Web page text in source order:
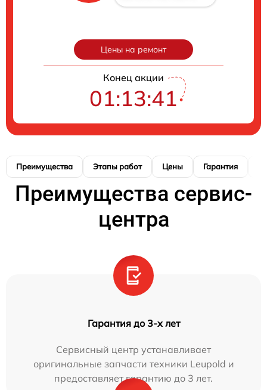
Цены на ремонт
Конец акции
01:13:40
Преимущества Этапы работ Цены Гарантия
Преимущества сервис-
центра
Гарантия до 3-х лет
Сервисный центр устанавливает
оригинальные запчасти техники Leupold и
предоставляет гарантию до 3 лет.